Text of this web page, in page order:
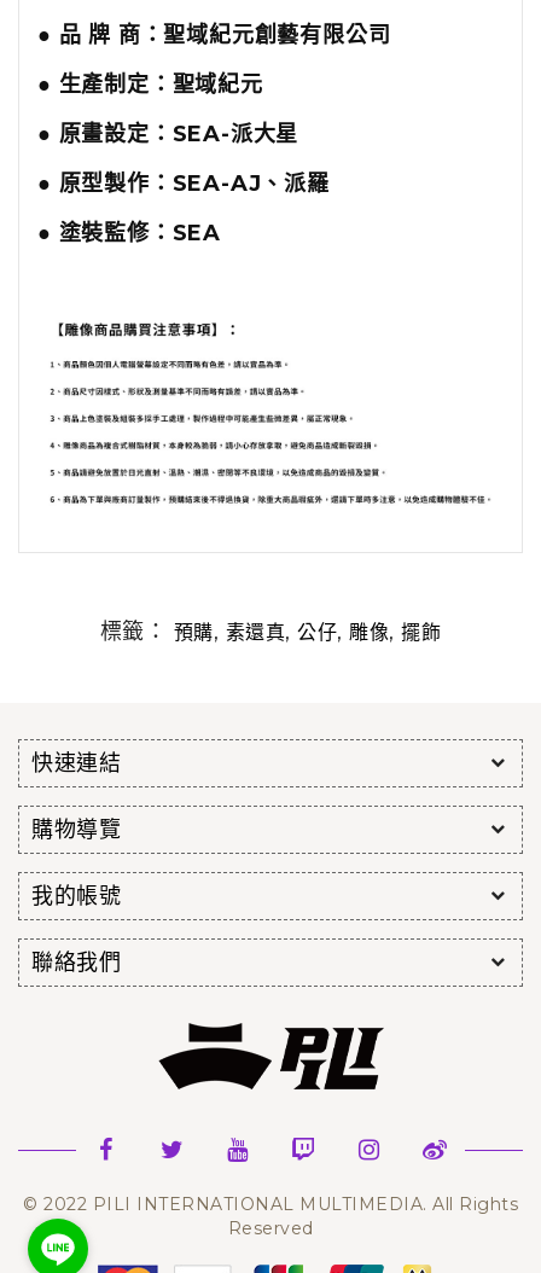
● 品 牌 商：聖域紀元創藝有限公司
● 生產制定：聖域紀元
● 原畫設定：SEA-派大星
● 原型製作：SEA-AJ、派羅
● 塗裝監修：SEA
標籤： 預購, 素還真,公仔,雕像,擺飾
快速連結
購物導覽
我的帳號
聯絡我們
© 2022 PILI INTERNATIONAL MULTIMEDIA. All Rights
Reserved